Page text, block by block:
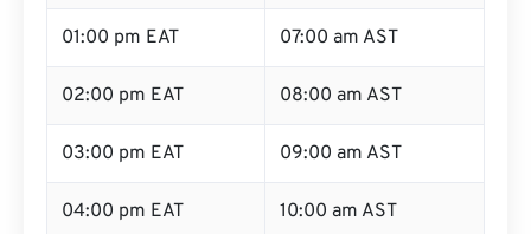
01:00 pm EAT 07:00 am AST
02:00 pm EAT 08:00 am AST
03:00 pm EAT 09:00 am AST
04:00 pm EAT 10:00 am AST